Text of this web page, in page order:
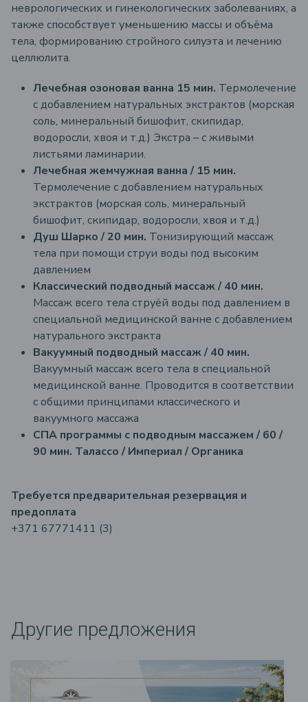
неврологических и гинекологических заболеваниях, а
также способствует уменьшению массы и объёма
тела, формированию стройного силуэта и лечению
целлюлита.
Лечебная озоновая ванна 15 мин. Термолечение
с добавлением натуральных экстрактов (морская
соль, минеральный бишофит, скипидар,
водоросли, хвоя и т.д.) Экстра – с живыми
листьями ламинарии.
Лечебная жемчужная ванна / 15 мин.
Термолечение с добавлением натуральных
экстрактов (морская соль, минеральный
бишофит, скипидар, водоросли, хвоя и т.д.)
Душ Шарко / 20 мин. Тонизирующий массаж
тела при помощи струи воды под высоким
давлением
Классический подводный массаж / 40 мин.
Массаж всего тела струёй воды под давлением в
специальной медицинской ванне с добавлением
натурального экстракта
Вакуумный подводный массаж / 40 мин.
Вакуумный массаж всего тела в специальной
медицинской ванне. Проводится в соответствии
с общими принципами классического и
вакуумного массажа
СПА программы с подводным массажем / 60 /
90 мин. Талассо / Империал / Органика
Требуется предварительная резервация и
предоплата
+371 67771411 (3)
Другие предложения